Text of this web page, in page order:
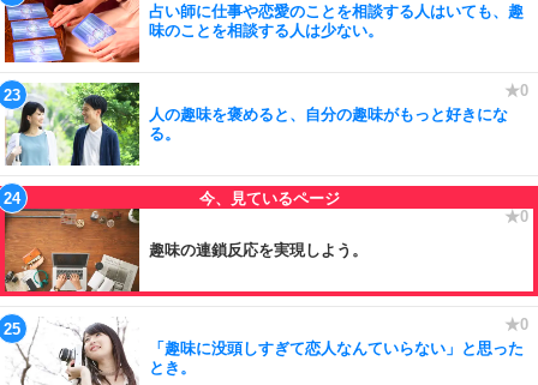
占い師に仕事や恋愛のことを相談する人はいても、趣
味のことを相談する人は少ない。
人の趣味を褒めると、自分の趣味がもっと好きにな
る。
趣味の連鎖反応を実現しよう。
「趣味に没頭しすぎて恋人なんていらない」と思った
とき。